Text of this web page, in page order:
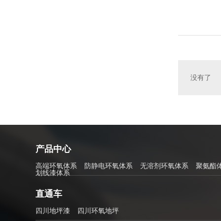
没有了
产品中心
高端环氧体系 防静电环氧体系 无溶剂环氧体系
聚氨酯
划线漆体系
直通车
四川地坪漆 四川环氧地坪